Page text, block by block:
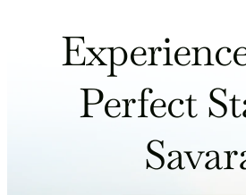
Perfect